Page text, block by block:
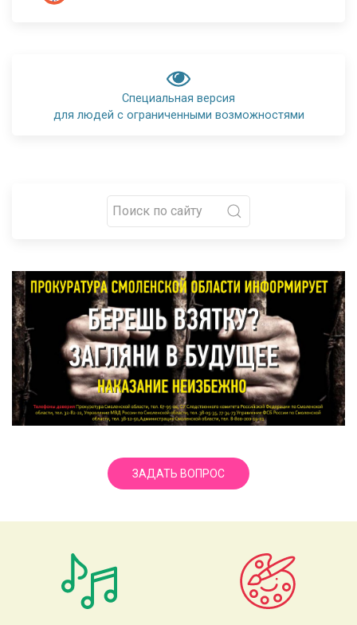
Специальная версия
для людей с ограниченными возможностями
ЗАДАТЬ ВОПРОС